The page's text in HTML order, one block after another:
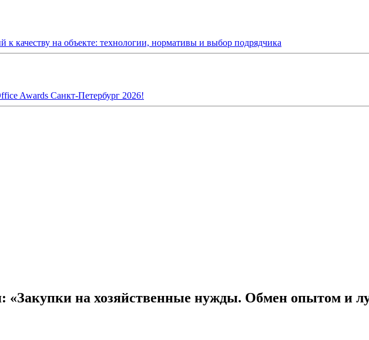
качеству на объекте: технологии, нормативы и выбор подрядчика
Awards Санкт-Петербург 2026!
«Закупки на хозяйственные нужды. Обмен опытом и